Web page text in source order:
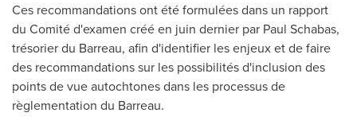
Ces recommandations ont été formulées dans un rapport
du Comité d'examen créé en juin dernier par Paul Schabas,
trésorier du Barreau, afin d'identifier les enjeux et de faire
des recommandations sur les possibilités d'inclusion des
points de vue autochtones dans les processus de
règlementation du Barreau.